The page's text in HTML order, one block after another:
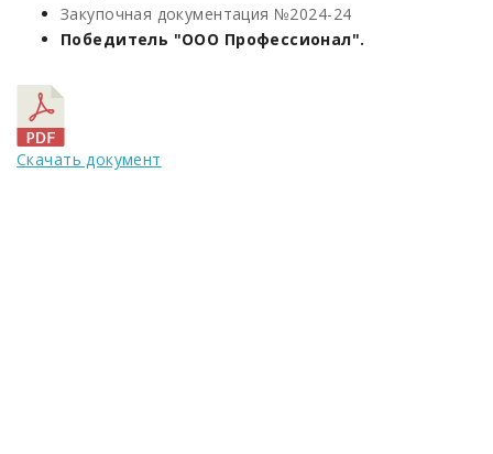
Закупочная документация №2024-24
Победитель "ООО Профессионал".
Скачать документ